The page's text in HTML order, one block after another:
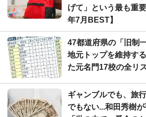
げて」という最も重
年7月BEST】
47都道府県の「旧制
地元トップを維持す
た元名門17校の全リ
ギャンブルでも、旅
でもない...和田秀樹